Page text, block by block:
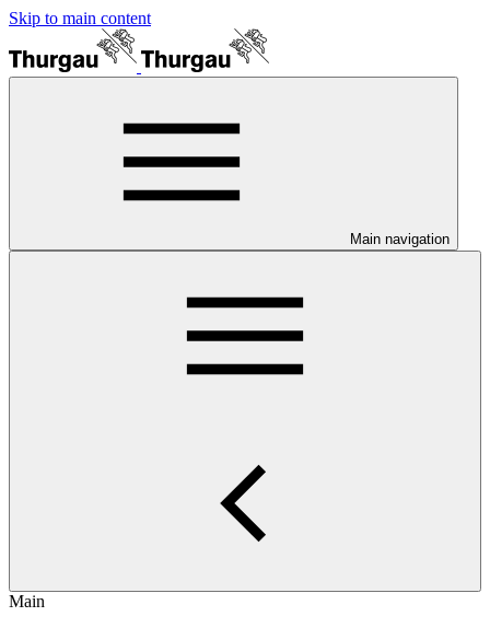
Skip to main content
Main navigation
Main